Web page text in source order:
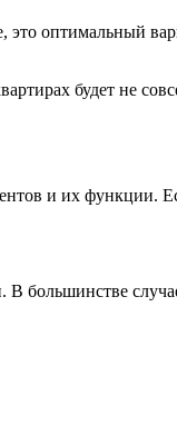
это оптимальный
будет не
и их функции.
В большинстве